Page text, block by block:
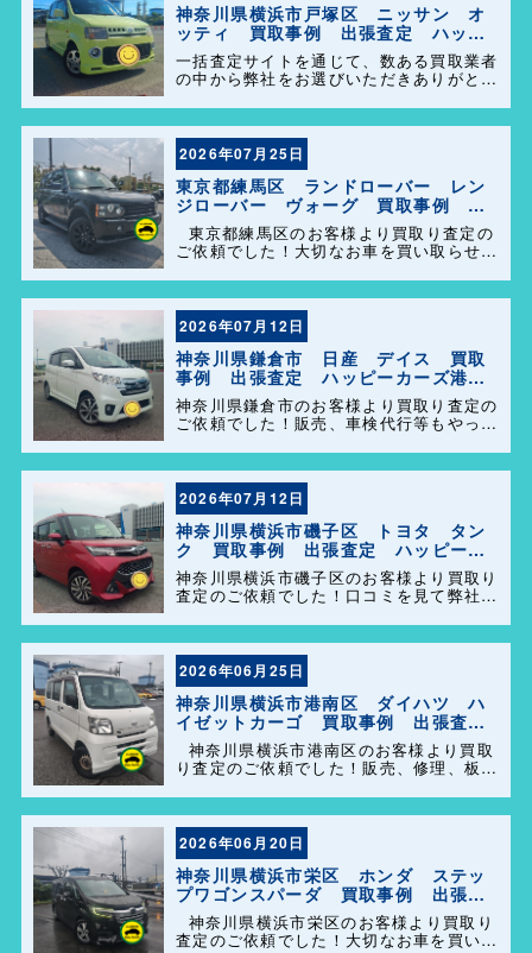
神奈川県横浜市戸塚区 ニッサン オ
ッティ 買取事例 出張査定 ハッピ
ーカーズ港南店！
一括査定サイトを通じて、数ある買取業者
の中から弊社をお選びいただきありがとう
中古車査定・高価買取はお任せください。
地域密着だからこそのスピード対応と安心
感を大切にしています。
2026年07月25日
東京都練馬区 ランドローバー レン
ジローバー ヴォーグ 買取事例 出
張査定 ハッピーカーズ港南店！
東京都練馬区のお客様より買取り査定の
ご依頼でした！大切なお車を買い取らせて
の事をよろしくお願いします＼(^o^)／
2026年07月12日
神奈川県鎌倉市 日産 デイス 買取
事例 出張査定 ハッピーカーズ港南
店！
神奈川県鎌倉市のお客様より買取り査定の
ご依頼でした！販売、車検代行等もやって
ば、気軽にご相談して下さい(^o^)／
2026年07月12日
神奈川県横浜市磯子区 トヨタ タン
ク 買取事例 出張査定 ハッピーカ
ーズ港南店！
神奈川県横浜市磯子区のお客様より買取り
査定のご依頼でした！口コミを見て弊社を
事があれば気軽にご相談して下さい(^o^)
／
2026年06月25日
神奈川県横浜市港南区 ダイハツ ハ
イゼットカーゴ 買取事例 出張査
定 ハッピーカーズ港南店！
神奈川県横浜市港南区のお客様より買取
り査定のご依頼でした！販売、修理、板
の事で困った事があれば、気軽にご相談し
て下さい(^o^)／
2026年06月20日
神奈川県横浜市栄区 ホンダ ステッ
プワゴンスパーダ 買取事例 出張査
定 ハッピーカーズ港南店！
神奈川県横浜市栄区のお客様より買取り
査定のご依頼でした！大切なお車を買い取